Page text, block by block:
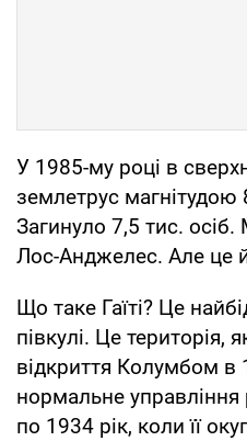
У 1985-му році в
землетрус магнітудою
Загинуло 7,5 тис.
Лос-Анджелес. Але це
Що таке Гаїті? Це
півкулі. Це територія,
відкриття Колумбом в
нормальне управління
по 1934 рік, коли її